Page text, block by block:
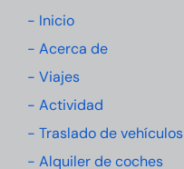
- Inicio
- Acerca de
- Viajes
- Actividad
- Traslado de vehículos
- Alquiler de coches